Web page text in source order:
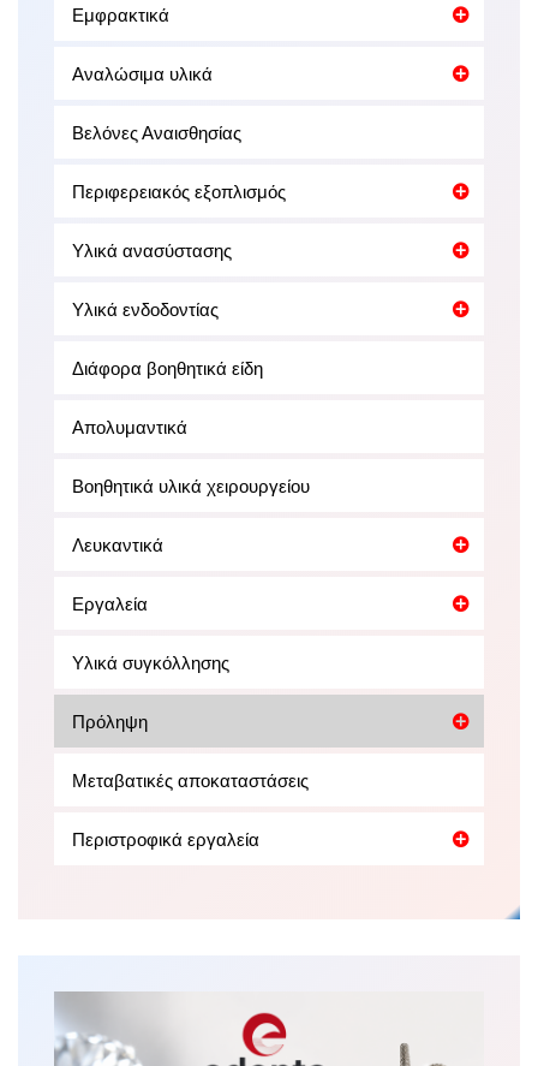
Εμφρακτικά
Αναλώσιμα υλικά
Βελόνες Αναισθησίας
Περιφερειακός εξοπλισμός
Υλικά ανασύστασης
Υλικά ενδοδοντίας
Διάφορα βοηθητικά είδη
Απολυμαντικά
Βοηθητικά υλικά χειρουργείου
Λευκαντικά
Εργαλεία
Υλικά συγκόλλησης
Πρόληψη
Μεταβατικές αποκαταστάσεις
Περιστροφικά εργαλεία